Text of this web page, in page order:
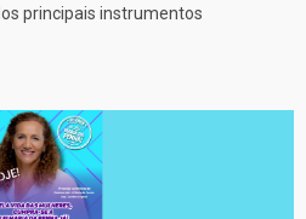
principais instrumentos